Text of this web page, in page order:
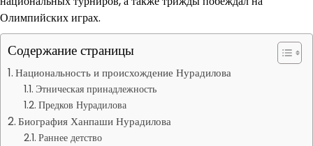
Олимпийских играх.
Содержание страницы
Национальность и происхождение Нурадилова
Этническая принадлежность
Предков Нурадилова
Биография Ханпаши Нурадилова
Раннее детство